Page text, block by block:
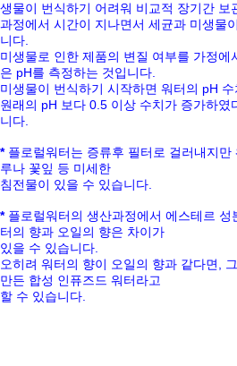
생물이 번식하기 어려워 비교적 장기간 보
과정에서 시간이 지나면서 세균과 미생물
니다
미생물로 인한 제품의 변질 여부를 가정에
은 pH를 측정하는 것입니다
미생물이 번식하기 시작하면 워터의 pH
원래의 pH 보다 0.5 이상 수치가 증가하였
니다
* 플로럴워터는 증류후 필터로 걸러내지
루나 꽃잎 등 미세한
침전물이 있을 수 있습니다
* 플로럴워터의 생산과정에서 에스테르 성
터의 향과 오일의 향은 차이가
있을 수 있습니다
오히려 워터의 향이 오일의 향과 같다면
만든 합성 인퓨즈드 워터라고
할 수 있습니다